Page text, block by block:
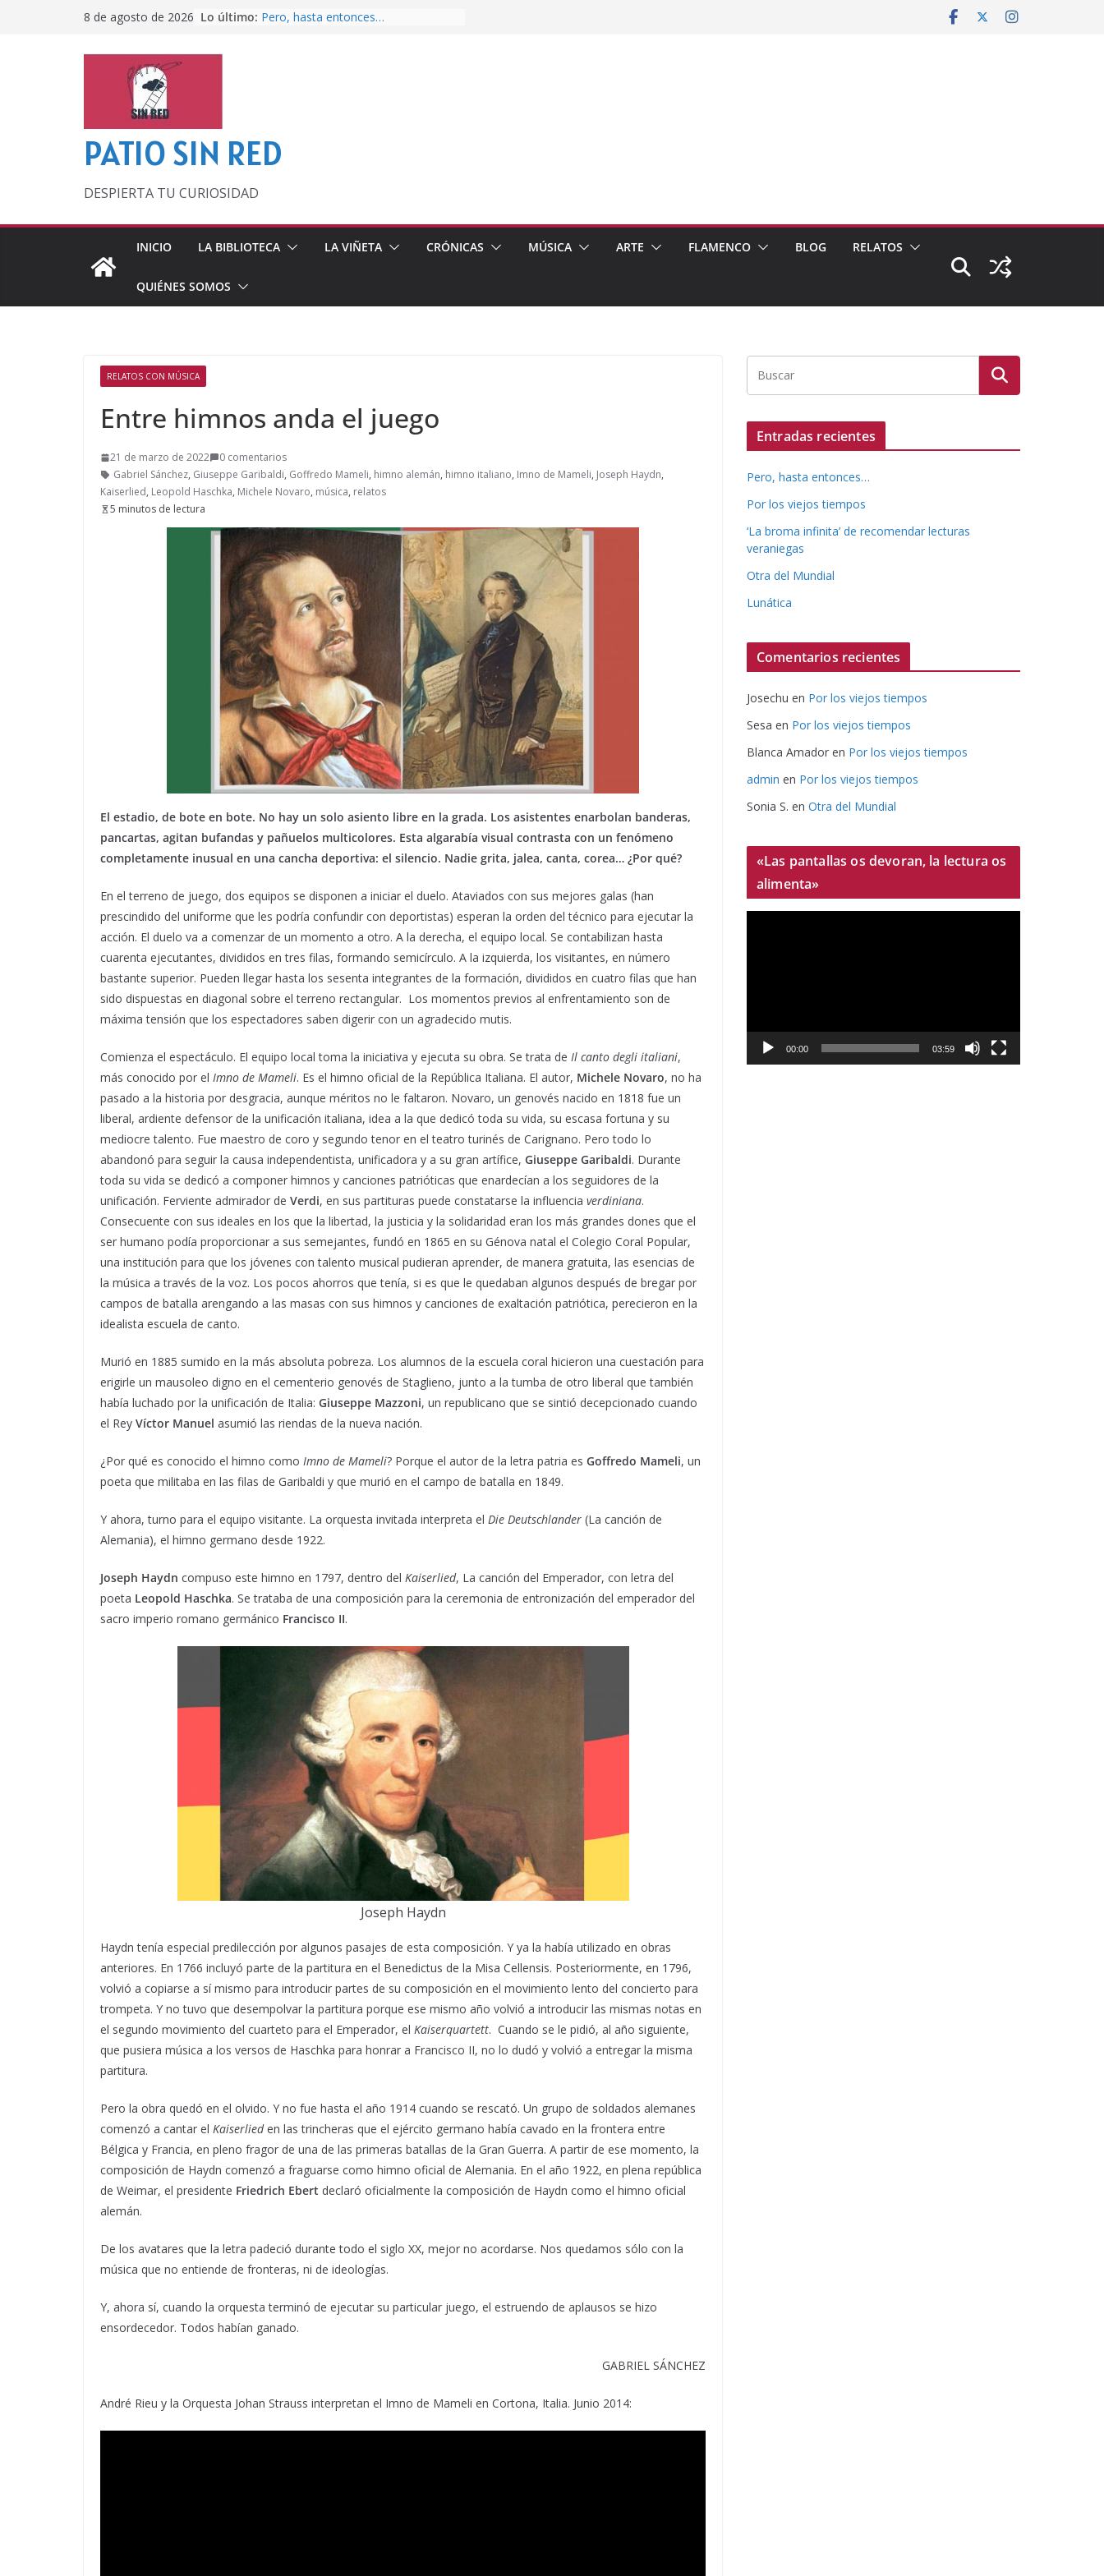
8 de agosto de 2026 Lo último: Pero, hasta entonces…
PATIO SIN RED
DESPIERTA TU CURIOSIDAD
INICIO LA BIBLIOTECA LA VIÑETA CRÓNICAS MÚSICA ARTE FLAMENCO BLOG RELATOS
QUIÉNES SOMOS
RELATOS CON MÚSICA
Entre himnos anda el juego
21 de marzo de 2022
0 comentarios
Gabriel Sánchez, Giuseppe Garibaldi, Goffredo Mameli, himno alemán, himno italiano, Imno de Mameli, Joseph Haydn,
Kaiserlied, Leopold Haschka, Michele Novaro, música, relatos
5 minutos de lectura
El estadio, de bote en bote. No hay un solo asiento libre en la grada. Los asistentes enarbolan banderas,
pancartas, agitan bufandas y pañuelos multicolores. Esta algarabía visual contrasta con un fenómeno
completamente inusual en una cancha deportiva: el silencio. Nadie grita, jalea, canta, corea… ¿Por qué?
En el terreno de juego, dos equipos se disponen a iniciar el duelo. Ataviados con sus mejores galas (han
prescindido del uniforme que les podría confundir con deportistas) esperan la orden del técnico para ejecutar la
acción. El duelo va a comenzar de un momento a otro. A la derecha, el equipo local. Se contabilizan hasta
cuarenta ejecutantes, divididos en tres filas, formando semicírculo. A la izquierda, los visitantes, en número
bastante superior. Pueden llegar hasta los sesenta integrantes de la formación, divididos en cuatro filas que han
sido dispuestas en diagonal sobre el terreno rectangular. Los momentos previos al enfrentamiento son de
máxima tensión que los espectadores saben digerir con un agradecido mutis.
Comienza el espectáculo. El equipo local toma la iniciativa y ejecuta su obra. Se trata de Il canto degli italiani,
más conocido por el Imno de Mameli. Es el himno oficial de la República Italiana. El autor, Michele Novaro, no ha
pasado a la historia por desgracia, aunque méritos no le faltaron. Novaro, un genovés nacido en 1818 fue un
liberal, ardiente defensor de la unificación italiana, idea a la que dedicó toda su vida, su escasa fortuna y su
mediocre talento. Fue maestro de coro y segundo tenor en el teatro turinés de Carignano. Pero todo lo
abandonó para seguir la causa independentista, unificadora y a su gran artífice, Giuseppe Garibaldi. Durante
toda su vida se dedicó a componer himnos y canciones patrióticas que enardecían a los seguidores de la
unificación. Ferviente admirador de Verdi, en sus partituras puede constatarse la influencia verdiniana.
Consecuente con sus ideales en los que la libertad, la justicia y la solidaridad eran los más grandes dones que el
ser humano podía proporcionar a sus semejantes, fundó en 1865 en su Génova natal el Colegio Coral Popular,
una institución para que los jóvenes con talento musical pudieran aprender, de manera gratuita, las esencias de
la música a través de la voz. Los pocos ahorros que tenía, si es que le quedaban algunos después de bregar por
campos de batalla arengando a las masas con sus himnos y canciones de exaltación patriótica, perecieron en la
idealista escuela de canto.
Murió en 1885 sumido en la más absoluta pobreza. Los alumnos de la escuela coral hicieron una cuestación para
erigirle un mausoleo digno en el cementerio genovés de Staglieno, junto a la tumba de otro liberal que también
había luchado por la unificación de Italia: Giuseppe Mazzoni, un republicano que se sintió decepcionado cuando
el Rey Víctor Manuel asumió las riendas de la nueva nación.
¿Por qué es conocido el himno como Imno de Mameli? Porque el autor de la letra patria es Goffredo Mameli, un
poeta que militaba en las filas de Garibaldi y que murió en el campo de batalla en 1849.
Y ahora, turno para el equipo visitante. La orquesta invitada interpreta el Die Deutschlander (La canción de
Alemania), el himno germano desde 1922.
Joseph Haydn compuso este himno en 1797, dentro del Kaiserlied, La canción del Emperador, con letra del
poeta Leopold Haschka. Se trataba de una composición para la ceremonia de entronización del emperador del
sacro imperio romano germánico Francisco II.
Joseph Haydn
Haydn tenía especial predilección por algunos pasajes de esta composición. Y ya la había utilizado en obras
anteriores. En 1766 incluyó parte de la partitura en el Benedictus de la Misa Cellensis. Posteriormente, en 1796,
volvió a copiarse a sí mismo para introducir partes de su composición en el movimiento lento del concierto para
trompeta. Y no tuvo que desempolvar la partitura porque ese mismo año volvió a introducir las mismas notas en
el segundo movimiento del cuarteto para el Emperador, el Kaiserquartett. Cuando se le pidió, al año siguiente,
que pusiera música a los versos de Haschka para honrar a Francisco II, no lo dudó y volvió a entregar la misma
partitura.
Pero la obra quedó en el olvido. Y no fue hasta el año 1914 cuando se rescató. Un grupo de soldados alemanes
comenzó a cantar el Kaiserlieden las trincheras que el ejército germano había cavado en la frontera entre
Bélgica y Francia, en pleno fragor de una de las primeras batallas de la Gran Guerra. A partir de ese momento, la
composición de Haydn comenzó a fraguarse como himno oficial de Alemania. En el año 1922, en plena república
de Weimar, el presidente Friedrich Ebert declaró oficialmente la composición de Haydn como el himno oficial
alemán.
De los avatares que la letra padeció durante todo el siglo XX, mejor no acordarse. Nos quedamos sólo con la
música que no entiende de fronteras, ni de ideologías.
Y, ahora sí, cuando la orquesta terminó de ejecutar su particular juego, el estruendo de aplausos se hizo
ensordecedor. Todos habían ganado.
GABRIEL SÁNCHEZ
André Rieu y la Orquesta Johan Strauss interpretan el Imno de Mameli en Cortona, Italia. Junio 2014:
Entradas recientes
Pero, hasta entonces…
Por los viejos tiempos
‘La broma infinita’ de recomendar lecturas
veraniegas
Otra del Mundial
Lunática
Comentarios recientes
Josechu en Por los viejos tiempos
Sesa en Por los viejos tiempos
Blanca Amador en Por los viejos tiempos
admin en Por los viejos tiempos
Sonia S. en Otra del Mundial
«Las pantallas os devoran, la lectura os
alimenta»
c
00:00 03:59